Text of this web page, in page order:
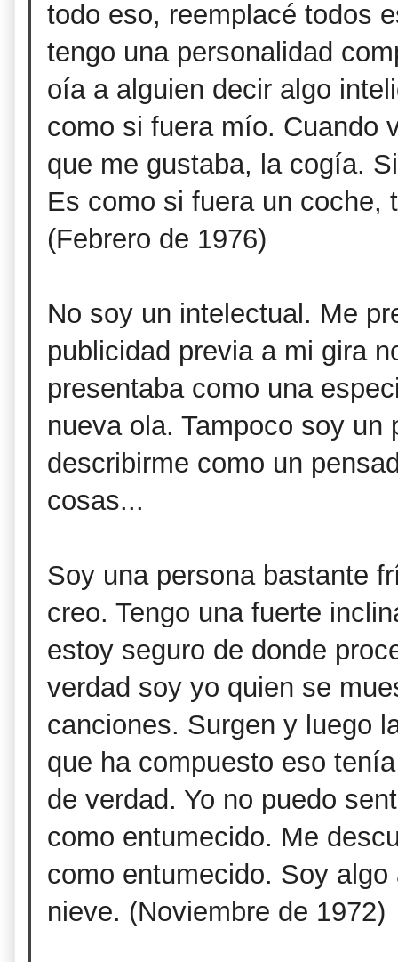
todo eso, reemplacé todos
tengo una personalidad
oía a alguien decir algo
como si fuera mío. Cuando
que me gustaba, la cogía.
Es como si fuera un coche,
(Febrero de 1976)
No soy un intelectual. Me
publicidad previa a mi gira
presentaba como una
nueva ola. Tampoco soy un
describirme como un
cosas...
Soy una persona bastante
creo. Tengo una fuerte
estoy seguro de donde
verdad soy yo quien se
canciones. Surgen y luego
que ha compuesto eso
de verdad. Yo no puedo
como entumecido. Me
como entumecido. Soy
nieve. (Noviembre de 1972)